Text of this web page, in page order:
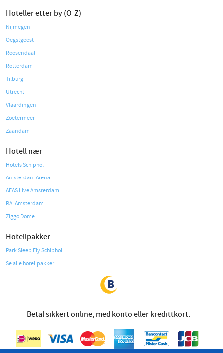
Hoteller etter by (O-Z)
Nijmegen
Oegstgeest
Roosendaal
Rotterdam
Tilburg
Utrecht
Vlaardingen
Zoetermeer
Zaandam
Hotell nær
Hotels Schiphol
Amsterdam Arena
AFAS Live Amsterdam
RAI Amsterdam
Ziggo Dome
Hotellpakker
Park Sleep Fly Schiphol
Se alle hotellpakker
Betal sikkert online, med konto eller kredittkort.